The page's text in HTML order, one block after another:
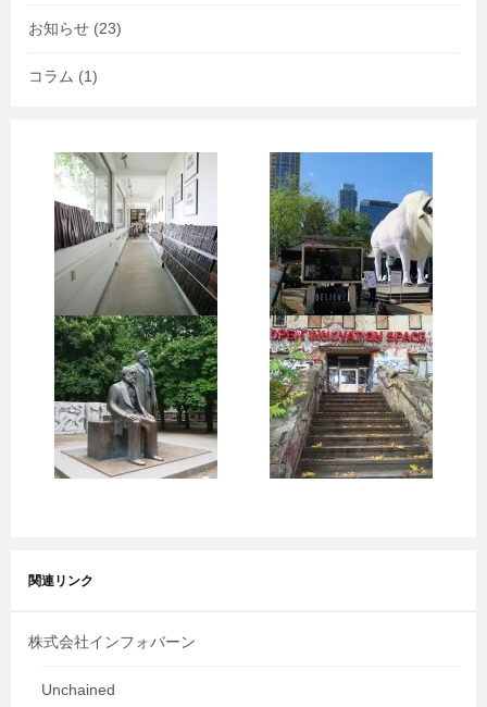
お知らせ (23)
コラム (1)
関連リンク
株式会社インフォバーン
Unchained